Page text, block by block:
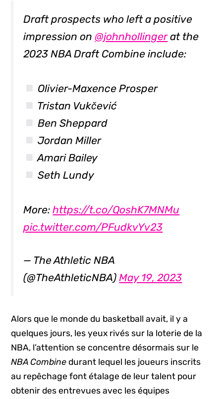
Draft prospects who left a positive
impression on @johnhollingerat the
2023 NBA Draft Combine include:
Olivier-Maxence Prosper
Tristan Vukčević
Ben Sheppard
Jordan Miller
Amari Bailey
Seth Lundy
More:https://t.co/QoshK7MNMu
pic.twitter.com/PFudkvYv23
— The Athletic NBA
(@TheAthleticNBA)May 19, 2023
Alors que le monde du basketball avait, il y a
quelques jours, les yeux rivés sur la loterie de la
NBA, l’attention se concentre désormais sur le
NBA Combine durant lequel les joueurs inscrits
au repêchage font étalage de leur talent pour
obtenir des entrevues avec les équipes